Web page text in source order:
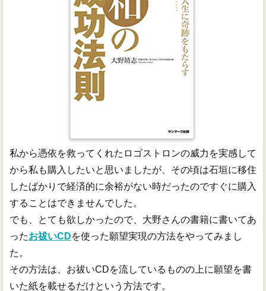
私から憑依を救ってくれたロゴストロンの威力を実感して
から私も購入したいと思いましたが、その頃は石垣に移住
したばかりで経済的に余裕がない時だったのですぐに購入
することはできませんでした。
でも、とても欲しかったので、大野さんの書籍に書いてあ
ったお祓いCDを使った願望実現の方法をやってみまし
た。
その方法は、お祓いCDを流しているものの上に願望を書
いた紙を載せるだけという方法です。